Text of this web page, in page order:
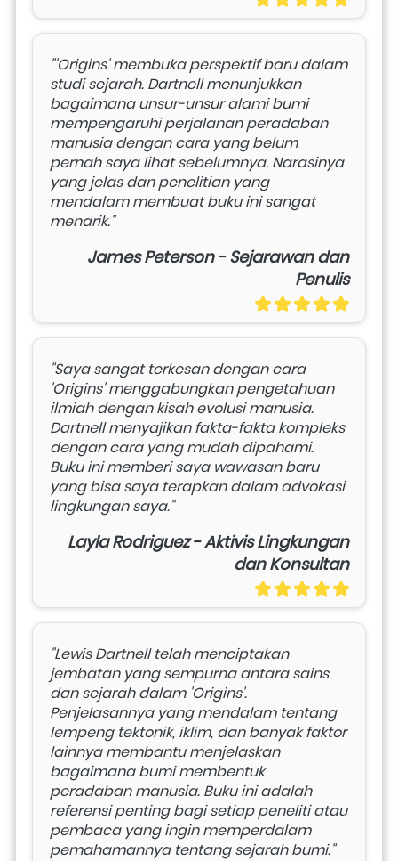
"'Origins' membuka perspektif baru dalam
studi sejarah. Dartnell menunjukkan
bagaimana unsur-unsur alami bumi
mempengaruhi perjalanan peradaban
manusia dengan cara yang belum
pernah saya lihat sebelumnya. Narasinya
yang jelas dan penelitian yang
mendalam membuat buku ini sangat
menarik."
James Peterson - Sejarawan dan
Penulis
"Saya sangat terkesan dengan cara
'Origins' menggabungkan pengetahuan
ilmiah dengan kisah evolusi manusia.
Dartnell menyajikan fakta-fakta kompleks
dengan cara yang mudah dipahami.
Buku ini memberi saya wawasan baru
yang bisa saya terapkan dalam advokasi
lingkungan saya."
Layla Rodriguez - Aktivis Lingkungan
dan Konsultan
"Lewis Dartnell telah menciptakan
jembatan yang sempurna antara sains
dan sejarah dalam 'Origins'.
Penjelasannya yang mendalam tentang
lempeng tektonik, iklim, dan banyak faktor
lainnya membantu menjelaskan
bagaimana bumi membentuk
peradaban manusia. Buku ini adalah
referensi penting bagi setiap peneliti atau
pembaca yang ingin memperdalam
pemahamannya tentang sejarah bumi."